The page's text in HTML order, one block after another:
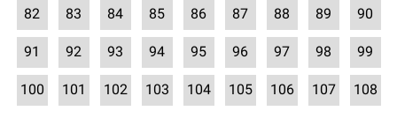
82
83 84 85 86 87 88 89
90
91
92 93 94 95 96 97 98
99
100
101 102 103 104 105 106 107 108